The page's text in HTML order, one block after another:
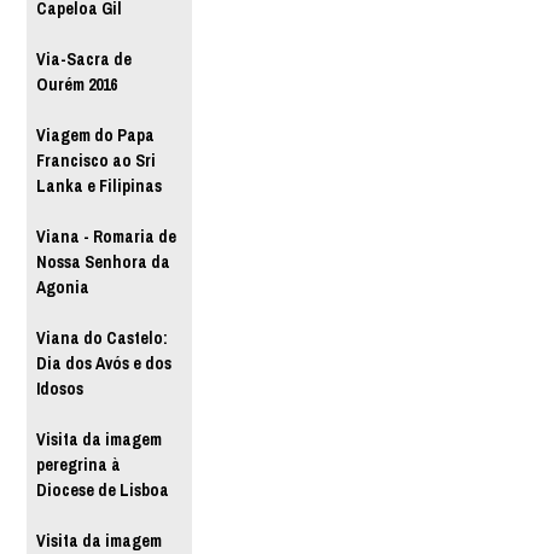
Capeloa Gil
Via-Sacra de
Ourém 2016
Viagem do Papa
Francisco ao Sri
Lanka e Filipinas
Viana - Romaria de
Nossa Senhora da
Agonia
Viana do Castelo:
Dia dos Avós e dos
Idosos
Visita da imagem
peregrina à
Diocese de Lisboa
Visita da imagem